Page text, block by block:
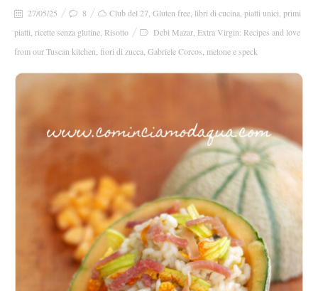
27/05/25 8 Club del 27 Gluten free libri di cucina piatti unici primi
piatti ricette senza glutine Risotto Debi Mazar Extra Virgin: Recipes and love
from our Tuscan kitchen fiori di zucca Gabriele Corcos melone e speck